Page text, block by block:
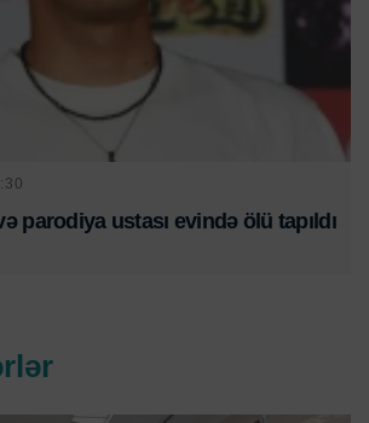
parodiya ustası evində ölü tapıldı